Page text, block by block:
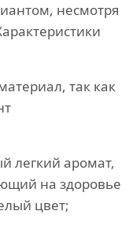
несмотря
так как
легкий аромат,
на здоровье
цвет;